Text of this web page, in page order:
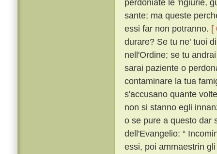
perdoniate le 'ngiurie,
sante; ma queste
essi far non potranno. [
durare? Se tu ne' tuoi
nell'Ordine; se tu
sarai paziente o
contaminare la tua
s'accusano quante
non si stanno egli
o se pure a questo dar
dell'Evangelio: “
essi, poi ammaestrin